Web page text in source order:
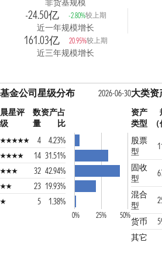
非货基规模
-24.50亿 -2.80%较上期
近一年规模增长
161.03亿 20.95%较上期
近三年规模增长
基金公司星级分布
2026-06-30
晨星评
级
数
量
资产占
比
4
4.23%
14 31.51%
32 42.94%
23 19.93%
5
1.38%
0% 25% 50%
大类资
资产
类型
股票
型
固收
型
混合
型
货币
其它